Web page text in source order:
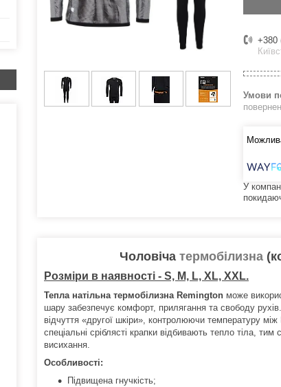
+380
У
Чоловіча термобілизна
Розміри в наявності - S, M, L, XL, XXL.
Тепла натільна термобілизна Remington може
шару забезпечує комфорт, прилягання та свободу
відчуття «другої шкіри», контролюючи температуру
спеціальні сріблясті крапки відбивають тепло тіла,
висихання.
Особливості:
Підвищена гнучкість;